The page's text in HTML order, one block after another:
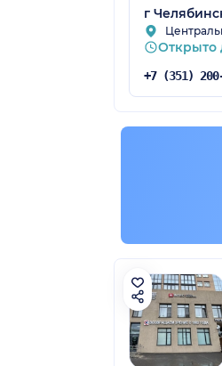
г
Открыто